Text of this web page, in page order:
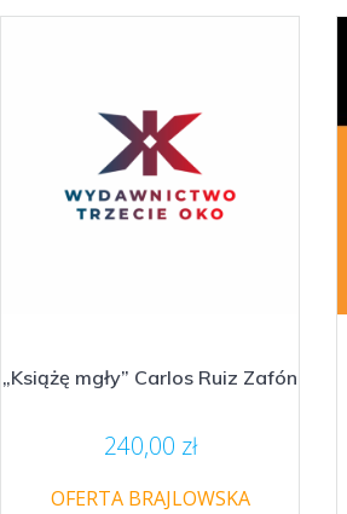
„Książę mgły” Carlos Ruiz Zafón
240,00 zł
OFERTA BRAJLOWSKA